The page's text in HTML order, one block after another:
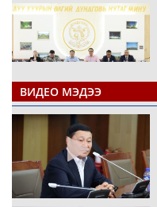
ВИДЕО МЭДЭЭ